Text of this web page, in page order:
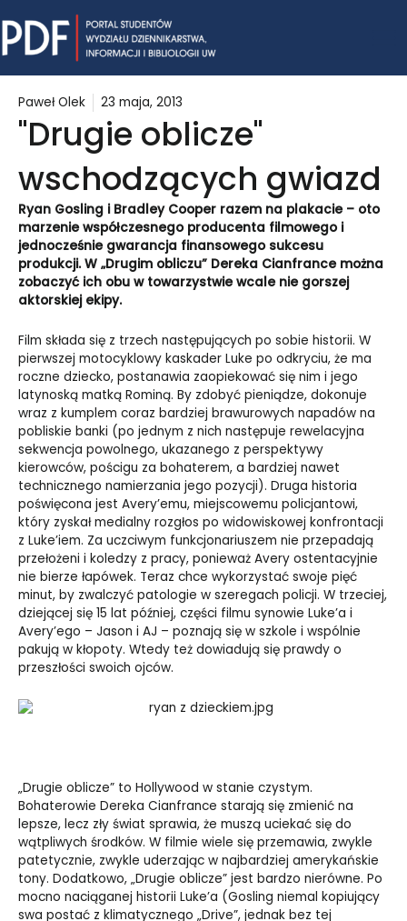
to
content
Paweł Olek 23 maja, 2013
"Drugie oblicze"
wschodzących gwiazd
Ryan Gosling i Bradley Cooper razem na plakacie – oto
marzenie współczesnego producenta filmowego i
jednocześnie gwarancja finansowego sukcesu
produkcji. W „Drugim obliczu” Dereka Cianfrance można
zobaczyć ich obu w towarzystwie wcale nie gorszej
aktorskiej ekipy.
Film składa się z trzech następujących po sobie historii. W
pierwszej motocyklowy kaskader Luke po odkryciu, że ma
roczne dziecko, postanawia zaopiekować się nim i jego
latynoską matką Rominą. By zdobyć pieniądze, dokonuje
wraz z kumplem coraz bardziej brawurowych napadów na
pobliskie banki (po jednym z nich następuje rewelacyjna
sekwencja powolnego, ukazanego z perspektywy
kierowców, pościgu za bohaterem, a bardziej nawet
technicznego namierzania jego pozycji). Druga historia
poświęcona jest Avery’emu, miejscowemu policjantowi,
który zyskał medialny rozgłos po widowiskowej konfrontacji
z Luke’iem. Za uczciwym funkcjonariuszem nie przepadają
przełożeni i koledzy z pracy, ponieważ Avery ostentacyjnie
nie bierze łapówek. Teraz chce wykorzystać swoje pięć
minut, by zwalczyć patologie w szeregach policji. W trzeciej,
dziejącej się 15 lat później, części filmu synowie Luke’a i
Avery’ego – Jason i AJ – poznają się w szkole i wspólnie
pakują w kłopoty. Wtedy też dowiadują się prawdy o
przeszłości swoich ojców.
„Drugie oblicze” to Hollywood w stanie czystym.
Bohaterowie Dereka Cianfrance starają się zmienić na
lepsze, lecz zły świat sprawia, że muszą uciekać się do
wątpliwych środków. W filmie wiele się przemawia, zwykle
patetycznie, zwykle uderzając w najbardziej amerykańskie
tony. Dodatkowo, „Drugie oblicze” jest bardzo nierówne. Po
mocno naciąganej historii Luke’a (Gosling niemal kopiujący
swa postać z klimatycznego „Drive”, jednak bez tej